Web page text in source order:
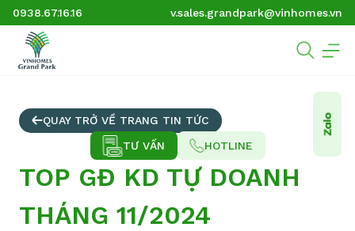
0938.67.16.16 v.sales.grandpark@vinhomes.vn
QUAY TRỞ VỀ TRANG TIN TỨC
TOP GĐ KD TỰ DOANH
THÁNG 11/2024
TƯ VẤN HOTLINE